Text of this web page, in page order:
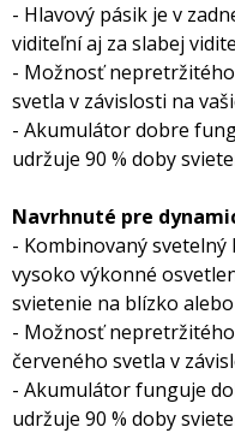
- Hlavový pásik je v
viditeľní aj za slabej
- Možnosť
svetla v závislosti na
- Akumulátor dobre
udržuje 90 % doby
Navrhnuté pre
- Kombinovaný
vysoko výkonné
svietenie na blízko
- Možnosť
červeného svetla v
- Akumulátor funguje
udržuje 90 % doby